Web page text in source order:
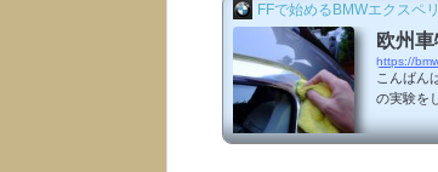
FFで始めるBMWエクスペ
欧州
https://
こんばん
の実験を
試してみ